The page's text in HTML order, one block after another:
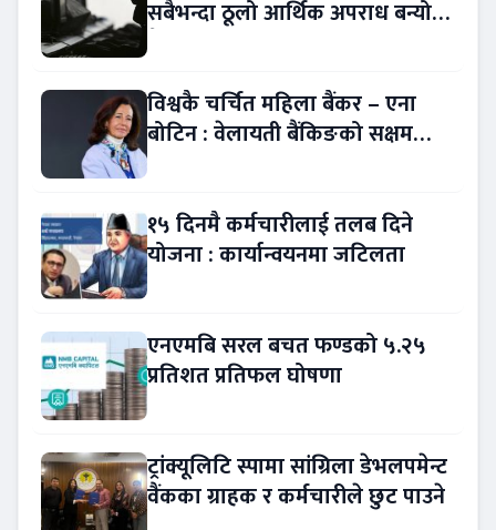
सबैभन्दा ठूलो आर्थिक अपराध बन्यो
विश्वकै चर्चित महिला बैंकर – एना
बोटिन : वेलायती बैंकिङको सक्षम
१५ दिनमै कर्मचारीलाई तलब दिने
योजना : कार्यान्वयनमा जटिलता
एनएमबि सरल बचत फण्डको ५.२५
प्रतिशत प्रतिफल घोषणा
ट्रांक्यूलिटि स्पामा सांग्रिला डेभलपमेन्ट
वैंकका ग्राहक र कर्मचारीले छुट पाउने